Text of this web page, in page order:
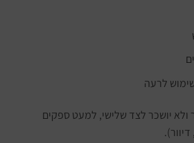
לרעה
ולא יושכר לצד שלישי, למעט ספקים